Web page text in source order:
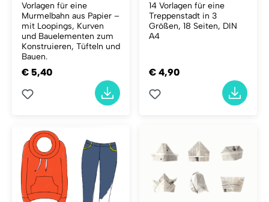
Vorlagen für eine
Murmelbahn aus Papier –
mit Loopings, Kurven
und Bauelementen zum
Konstruieren, Tüfteln und
Bauen.
€ 5,40
14 Vorlagen für eine
Treppenstadt in 3
Größen, 18 Seiten, DIN
A4
€ 4,90